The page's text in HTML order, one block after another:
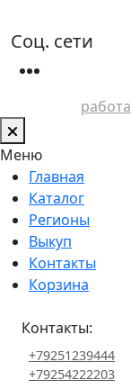
Соц. сети
Меню
Главная
Каталог
Регионы
Выкуп
Контакты
Корзина
Контакты:
+79251239444
+79254222203